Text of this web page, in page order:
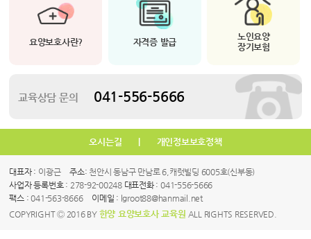
요양보호사란? 자격증 발급
노인요양
장기보험
교육상담 문의 041-556-5666
오시는길 | 개인정보보호정책
대표자 : 이광근 주소: 천안시 동남구 만남로 6,캐럿빌딩 6005호(신부동)
사업자 등록번호 : 278-92-00248 대표전화 : 041-556-5666
팩스 :041-563-8666 이메일 : lgroot88@hanmail.net
COPYRIGHT Ⓒ 2016 BY 한양 요양보호사 교육원 ALL RIGHTS RESERVED.